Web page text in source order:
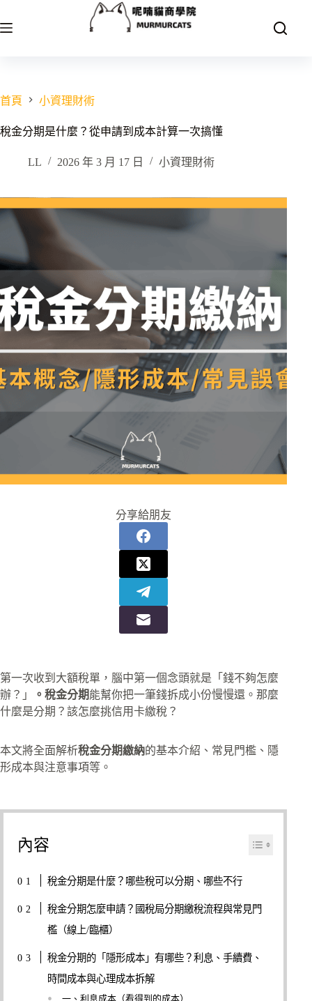
至
容
首頁 小資理財術
稅金分期是什麼？從申請到成本計算一次搞懂
LL 2026 年 3 月 17 日 小資理財術
分享給朋友
第一次收到大額稅單，腦中第一個念頭就是「錢不夠怎麼
辦？」
。稅金分期能幫你把一筆錢拆成小份慢慢還。那麼
什麼是分期？該怎麼挑信用卡繳稅？
本文將全面解析稅金分期繳納的基本介紹、常見門檻、隱
形成本與注意事項等。
內容
稅金分期是什麼？哪些稅可以分期、哪些不行
稅金分期怎麼申請？國稅局分期繳稅流程與常見門
檻（線上/臨櫃）
稅金分期的「隱形成本」有哪些？利息、手續費、
時間成本與心理成本拆解
一、利息成本（看得到的成本）